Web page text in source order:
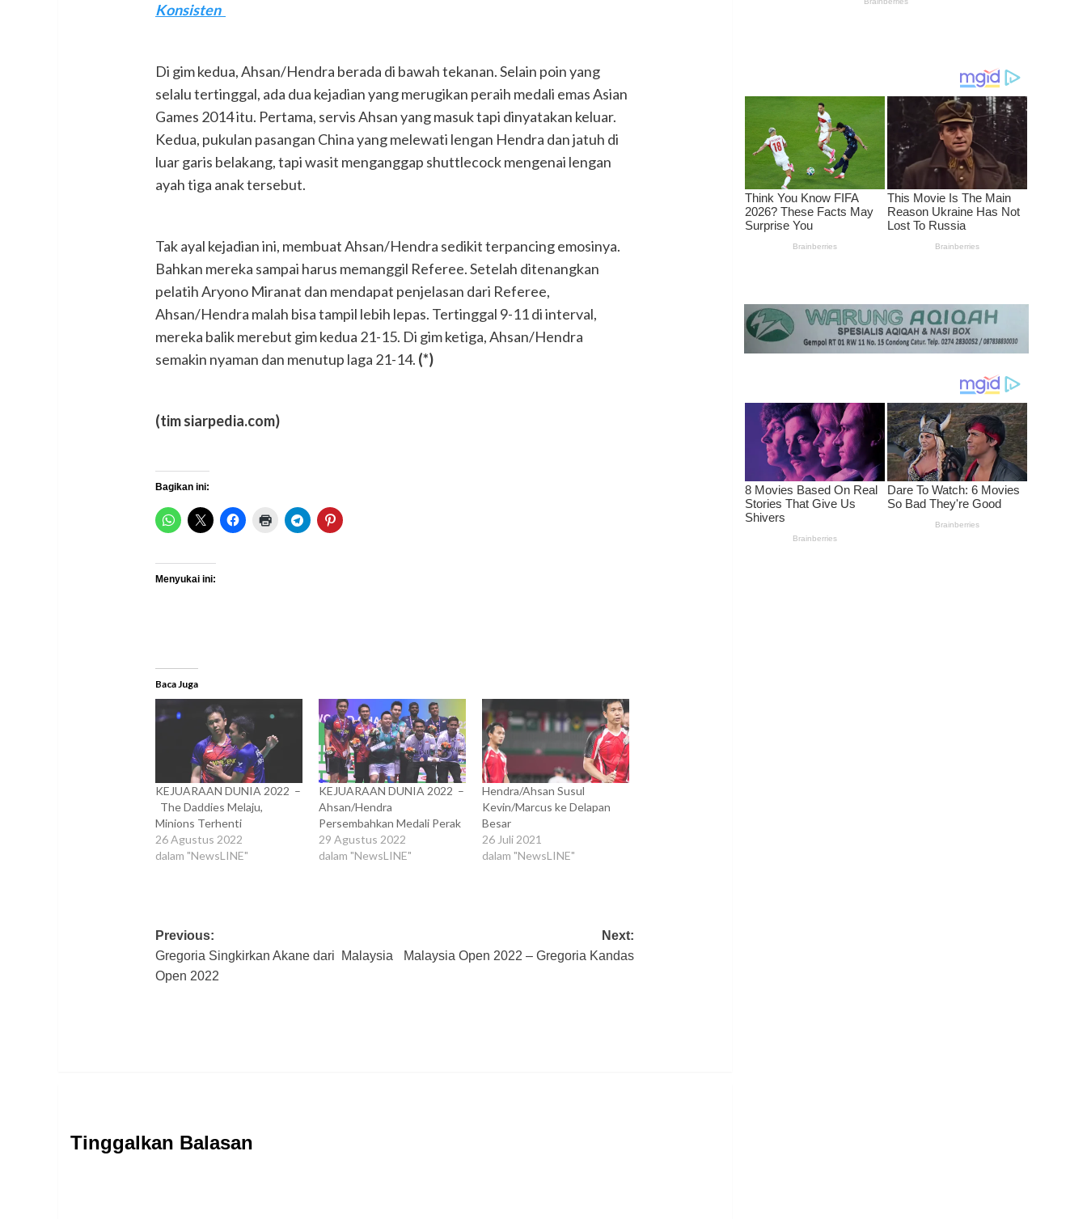
Konsisten
Di gim kedua, Ahsan/Hendra berada di bawah tekanan. Selain poin yang
selalu tertinggal, ada dua kejadian yang merugikan peraih medali emas Asian
Games 2014 itu. Pertama, servis Ahsan yang masuk tapi dinyatakan keluar.
Kedua, pukulan pasangan China yang melewati lengan Hendra dan jatuh di
luar garis belakang, tapi wasit menganggap shuttlecock mengenai lengan
ayah tiga anak tersebut.
Tak ayal kejadian ini, membuat Ahsan/Hendra sedikit terpancing emosinya.
Bahkan mereka sampai harus memanggil Referee. Setelah ditenangkan
pelatih Aryono Miranat dan mendapat penjelasan dari Referee,
Ahsan/Hendra malah bisa tampil lebih lepas. Tertinggal 9-11 di interval,
mereka balik merebut gim kedua 21-15. Di gim ketiga, Ahsan/Hendra
semakin nyaman dan menutup laga 21-14. (*)
(tim siarpedia.com)
Bagikan ini:
Menyukai ini:
Baca Juga
KEJUARAAN DUNIA 2022 –
The Daddies Melaju,
Minions Terhenti
26 Agustus 2022
dalam "NewsLINE"
KEJUARAAN DUNIA 2022 –
Ahsan/Hendra
Persembahkan Medali Perak
29 Agustus 2022
dalam "NewsLINE"
Hendra/Ahsan Susul
Kevin/Marcus ke Delapan
Besar
26 Juli 2021
dalam "NewsLINE"
Post
navigation
Previous:
Gregoria Singkirkan Akane dari Malaysia
Open 2022
Next:
Malaysia Open 2022 – Gregoria Kandas
Tinggalkan Balasan